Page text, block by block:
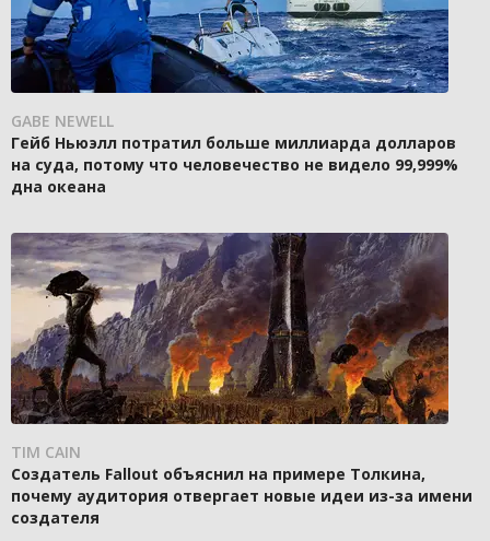
GABE NEWELL
Гейб Ньюэлл потратил больше миллиарда долларов
на суда, потому что человечество не видело 99,999%
дна океана
TIM CAIN
Создатель Fallout объяснил на примере Толкина,
почему аудитория отвергает новые идеи из-за имени
создателя